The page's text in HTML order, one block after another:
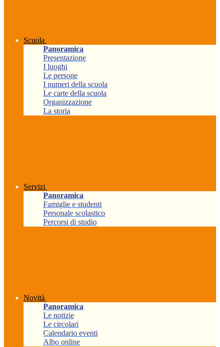
Scuola
Panoramica
Presentazione
I luoghi
Le persone
I numeri della scuola
Le carte della scuola
Organizzazione
La storia
Servizi
Panoramica
Famiglie e studenti
Personale scolastico
Percorsi di studio
Novità
Panoramica
Le notizie
Le circolari
Calendario eventi
Albo online